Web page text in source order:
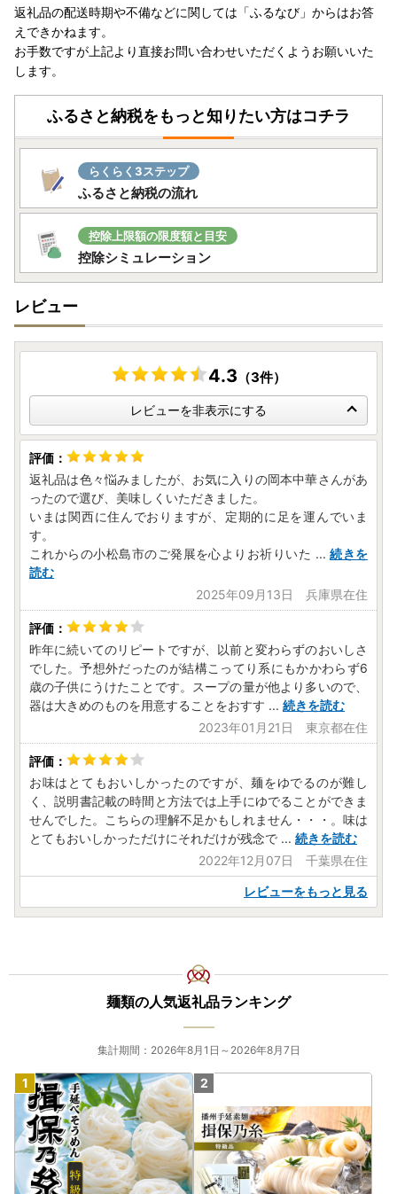
■【お問い合わせ先変更のお知らせ】
2025年4月25日より、お問い合わせ先の電話番号が変更と
なります。
以降のお問い合わせは、下記の新しい番号までご連絡いただ
きますようお願いいたします。
＜新しいお問い合わせ先＞
050-1707-9344
ご不便をおかけいたしますが、何卒よろしくお願いいたしま
す。
[書類送付先]
〒773-8501
徳島県小松島市横須町1番1号
返礼品の配送時期や不備などに関しては「ふるなび」からはお答
えできかねます。
お手数ですが上記より直接お問い合わせいただくようお願いいた
します。
ふるさと納税をもっと知りたい方はコチラ
らくらく3ステップ
ふるさと納税の流れ
控除上限額の限度額と目安
控除シミュレーション
レビュー
4.3 （3件）
レビューを非表示にする
返礼品は色々悩みましたが、お気に入りの岡本中華さんがあ
ったので選び、美味しくいただきました。
いまは関西に住んでおりますが、定期的に足を運んでいま
す。
これからの小松島市のご発展を心よりお祈りいた ... 続きを
読む
2025年09月13日 兵庫県在住
昨年に続いてのリピートですが、以前と変わらずのおいしさ
でした。予想外だったのが結構こってり系にもかかわらず6
歳の子供にうけたことです。スープの量が他より多いので、
器は大きめのものを用意することをおすす ... 続きを読む
2023年01月21日 東京都在住
お味はとてもおいしかったのですが、麺をゆでるのが難し
く、説明書記載の時間と方法では上手にゆでることができま
せんでした。こちらの理解不足かもしれません・・・。味は
とてもおいしかっただけにそれだけが残念で ... 続きを読む
2022年12月07日 千葉県在住
レビューをもっと見る
麺類の人気返礼品ランキング
集計期間：2026年8月1日～2026年8月7日